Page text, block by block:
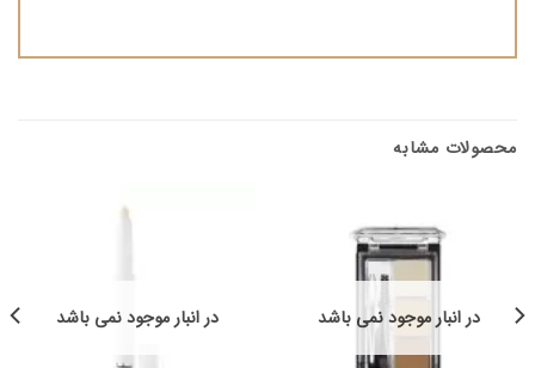
محصولات مشابه
در انبار موجود نمی باشد در انبار موجود نمی باشد